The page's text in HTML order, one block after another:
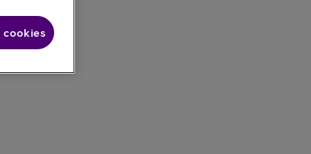
cookies